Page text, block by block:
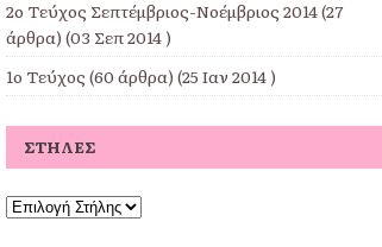
2ο Τεύχος Σεπτέμβριος-Νοέμβριος 2014(27
άρθρα) (03 Σεπ 2014 )
1ο Τεύχος (60 άρθρα) (25 Ιαν 2014 )
ΣΤΉΛΕΣ